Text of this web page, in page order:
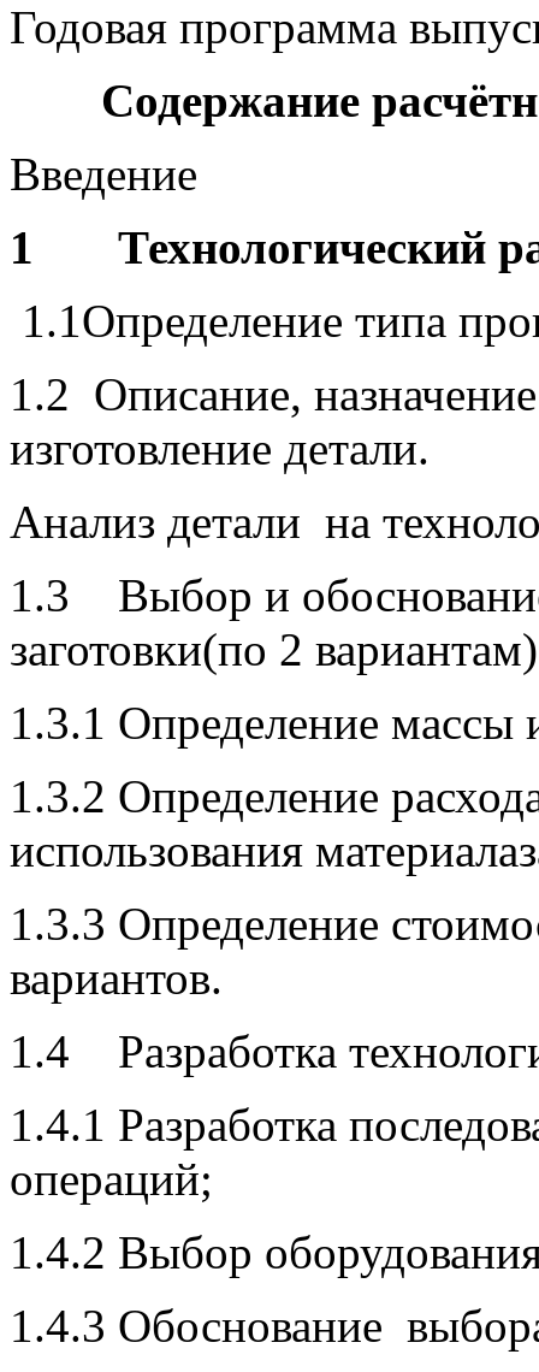
Годовая программа
Содержание
Введение
1 Технологический
1.1Определение типа
1.2 Описание,
изготовление детали.
Анализ детали на
1.3 Выбор и
заготовки(по 2
1.3.1 Определение массы
1.3.2 Определение
использования
1.3.3 Определение
вариантов.
1.4 Разработка
1.4.1 Разработка
операций;
1.4.2 Выбор
1.4.3 Обоснование